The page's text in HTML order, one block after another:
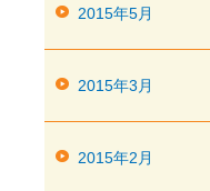
2015年5月
2015年3月
2015年2月